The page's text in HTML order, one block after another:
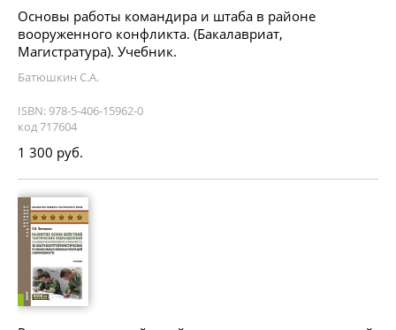
Основы работы командира и штаба в районе
вооруженного конфликта. (Бакалавриат,
Магистратура). Учебник.
Батюшкин С.А.
ISBN: 978-5-406-15962-0
код 717604
1 300 руб.